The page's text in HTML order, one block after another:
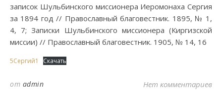
записок Шульбинского миссионера Иеромонаха Сергия
за 1894 год // Православный благовестник. 1895, № 1,
4, 7; Записки Шульбинского миссионера (Киргизской
миссии) // Православный благовестник. 1905, № 14, 16
5Сергий1 Скачать
от admin Нет комментариев